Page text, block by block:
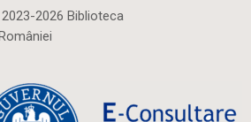
2026 Biblioteca